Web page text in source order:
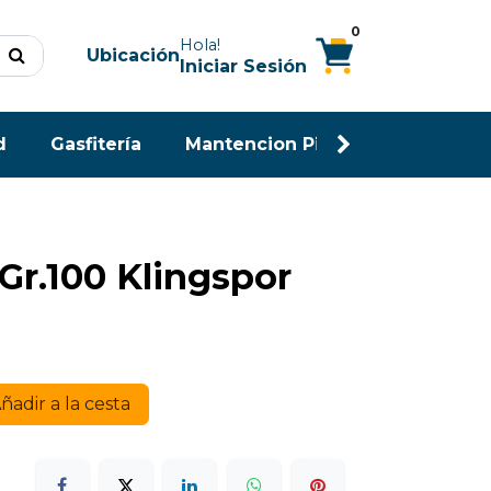
UbicaciónHola!
Iniciar Sesión
0
Gasfitería Mantencion Piscina
Klingspor
a la cesta